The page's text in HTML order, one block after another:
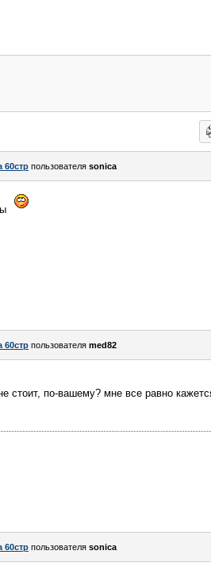
60стр пользователя sonica
60стр пользователя med82
стоит, по-вашему? мне все равно
60стр пользователя sonica